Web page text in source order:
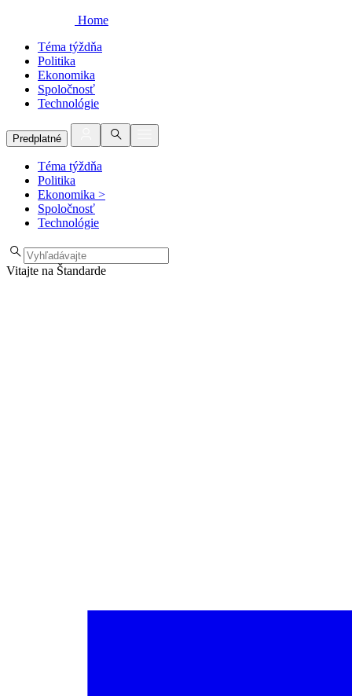
Home
Téma týždňa
Politika
Ekonomika
Spoločnosť
Technológie
Predplatné
Téma týždňa
Politika
Ekonomika >
Spoločnosť
Technológie
Vitajte na Štandarde